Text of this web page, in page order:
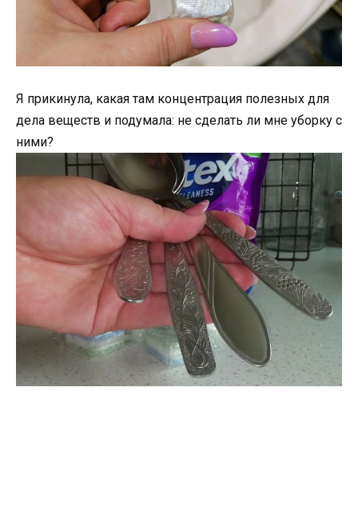
Я прикинула, какая там концентрация полезных для
дела веществ и подумала: не сделать ли мне уборку с
ними?